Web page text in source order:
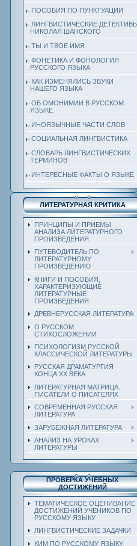
ПОСОБИЯ ПО ПУНКТУАЦИИ
ЛИНГВИСТИЧЕСКИЕ ДЕТЕКТИВЫ
НИКОЛАЯ ШАНСКОГО
ТЫ И ТВОЕ ИМЯ
ФОНЕТИКА И ФОНОЛОГИЯ
РУССКОГО ЯЗЫКА
КАК ИЗМЕНЯЛИСЬ ЗВУКИ
НАШЕГО ЯЗЫКА
ОБ ОМОНИМИИ В РУССКОМ
ЯЗЫКЕ
ИНОЯЗЫЧНЫЕ ЧАСТИ СЛОВ
СОЦИАЛЬНАЯ ЛИНГВИСТИКА
СЛОВАРЬ ЛИНГВИСТИЧЕСКИХ
ТЕРМИНОВ
ИНТЕРЕСНЫЕ ФАКТЫ О ЯЗЫКЕ
ЛИТЕРАТУРНАЯ КРИТИКА
ПРИНЦИПЫ И ПРИЕМЫ
АНАЛИЗА ЛИТЕРАТУРНОГО
ПРОИЗВЕДЕНИЯ
ПУТЕВОДИТЕЛЬ ПО
ЛИТЕРАТУРНОМУ
ПРОИЗВЕДЕНИЮ
КНИГИ И ПОСОБИЯ,
ХАРАКТЕРИЗУЮЩИЕ
ЛИТЕРАТУРНЫЕ
ПРОИЗВЕДЕНИЯ
ДРЕВНЕРУССКАЯ ЛИТЕРАТУРА
О РУССКОМ
СТИХОСЛОЖЕНИИ
ПСИХОЛОГИЗМ РУССКОЙ
КЛАССИЧЕСКОЙ ЛИТЕРАТУРЫ
РУССКАЯ ДРАМАТУРГИЯ
КОНЦА ХХ ВЕКА
ЛИТЕРАТУРНАЯ МАТРИЦА.
ПИСАТЕЛИ О ПИСАТЕЛЯХ
СОВРЕМЕННАЯ РУССКАЯ
ЛИТЕРАТУРА
ЗАРУБЕЖНАЯ ЛИТЕРАТУРА
АНАЛИЗ НА УРОКАХ
ЛИТЕРАТУРЫ
ПРОВЕРКА УЧЕБНЫХ
ДОСТИЖЕНИЙ
ТЕМАТИЧЕСКОЕ ОЦЕНИВАНИЕ
ДОСТИЖЕНИЙ УЧЕНИКОВ ПО
РУССКОМУ ЯЗЫКУ
ЛИНГВИСТИЧЕСКИЕ ЗАДАЧКИ
КИМ ПО РУССКОМУ ЯЗЫКУ